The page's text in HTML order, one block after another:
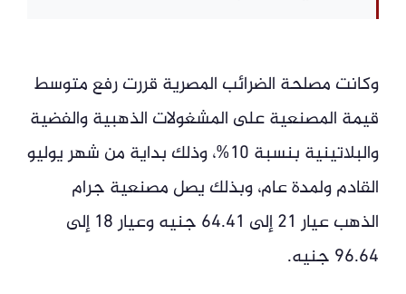
وكانت مصلحة الضرائب المصرية قررت رفع متوسط
قيمة المصنعية على المشغولات الذهبية والفضية
والبلاتينية بنسبة 10%، وذلك بداية من شهر يوليو
القادم ولمدة عام، وبذلك يصل مصنعية جرام
الذهب عيار 21 إلى 64.41 جنيه وعيار 18 إلى
96.64 جنيه.